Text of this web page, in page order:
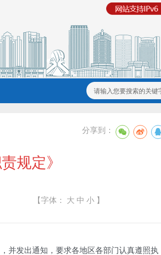
分享到：
规定》
【字体： 大 中 小 】
发出通知，要求各地区各部门认真遵照执